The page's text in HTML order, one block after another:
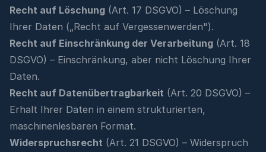
Recht auf Löschung (Art. 17 DSGVO) – Löschung
Ihrer Daten („Recht auf Vergessenwerden").
Recht auf Einschränkung der Verarbeitung (Art. 18
DSGVO) – Einschränkung, aber nicht Löschung Ihrer
Daten.
Recht auf Datenübertragbarkeit (Art. 20 DSGVO) –
Erhalt Ihrer Daten in einem strukturierten,
maschinenlesbaren Format.
Widerspruchsrecht (Art. 21 DSGVO) – Widerspruch